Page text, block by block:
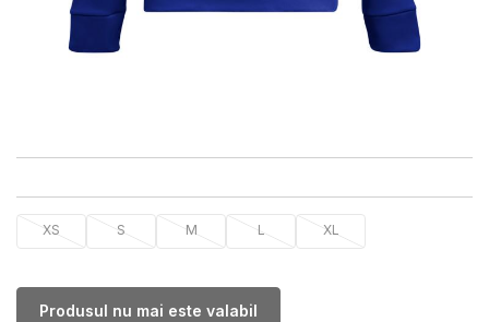
XS S M L XL
Produsul nu mai este valabil